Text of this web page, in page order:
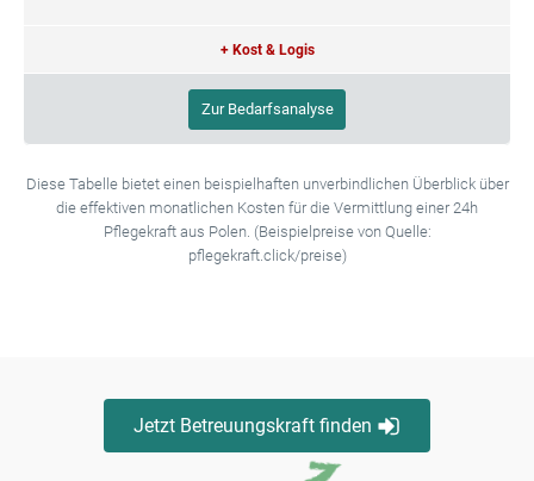
+ Kost & Logis
Zur Bedarfsanalyse
Diese Tabelle bietet einen beispielhaften unverbindlichen Überblick über
die effektiven monatlichen Kosten für die Vermittlung einer 24h
Pflegekraft aus Polen. (Beispielpreise von Quelle:
pflegekraft.click/preise)
Jetzt Betreuungskraft finden